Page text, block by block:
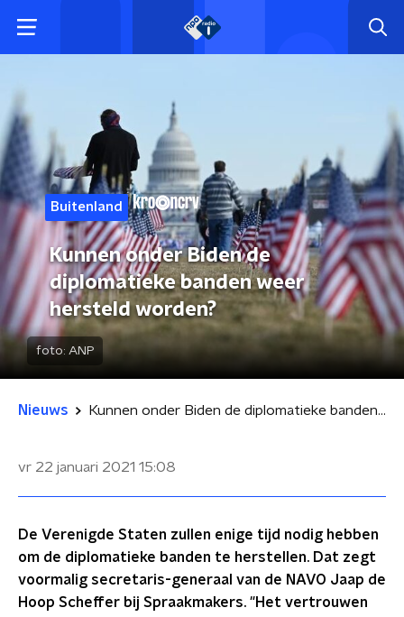
Buitenland
Kunnen onder Biden de
diplomatieke banden weer
hersteld worden?
foto: ANP
Nieuws Kunnen onder Biden de diplomatieke banden weer hersteld worden?
vr 22 januari 2021 15:08
De Verenigde Staten zullen enige tijd nodig hebben
om de diplomatieke banden te herstellen. Dat zegt
voormalig secretaris-generaal van de NAVO Jaap de
Hoop Scheffer bij Spraakmakers. "Het vertrouwen